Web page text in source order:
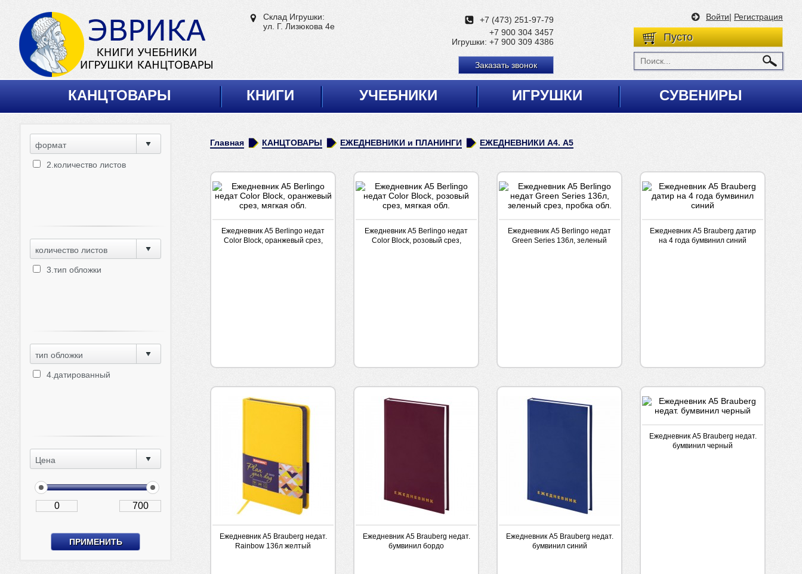
Склад Игрушки:
ул. Г. Лизюкова 4е
+7 (473) 251-97-79
+7 900 304 3457
Игрушки: +7 900 309 4386
Заказать звонок
Войти| Регистрация
Пусто
КАНЦТОВАРЫ КНИГИ УЧЕБНИКИ ИГРУШКИ СУВЕНИРЫ
формат
2.количество листов
количество листов
3.тип обложки
тип обложки
4.датированный
Цена
Главная КАНЦТОВАРЫ ЕЖЕДНЕВНИКИ и ПЛАНИНГИ ЕЖЕДНЕВНИКИ А4. А5
Ежедневник А5 Berlingo недат
Color Block, оранжевый срез,
Ежедневник А5 Berlingo недат
Color Block, розовый срез,
Ежедневник А5 Berlingo недат
Green Series 136л, зеленый
Ежедневник А5 Brauberg датир
на 4 года бумвинил синий
Ежедневник А5 Brauberg недат.
Rainbow 136л желтый
Ежедневник А5 Brauberg недат.
бумвинил бордо
Ежедневник А5 Brauberg недат.
бумвинил синий
Ежедневник А5 Brauberg недат.
бумвинил черный